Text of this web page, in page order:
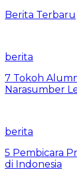
Berita Terbaru
berita
7 Tokoh
Narasumber
berita
5 Pembicara
di Indonesia